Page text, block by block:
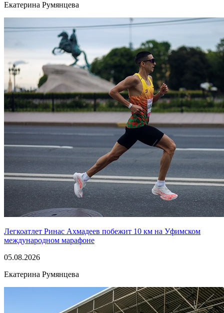
Екатерина Румянцева
Легкоатлет Ринас Ахмадеев побежит 10 км на Уфимском
международном марафоне
05.08.2026
Екатерина Румянцева